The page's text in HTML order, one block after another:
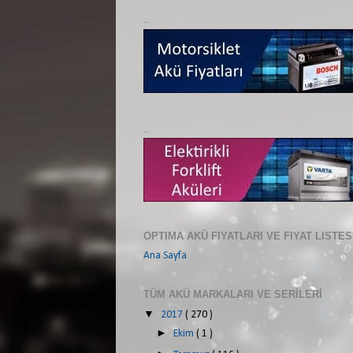
OPTIMA AKÜ FIYATLARI VE FIYAT
Ana Sayfa
TÜM AKÜ MARKALARI VE SERİLERİ
▼
2017 ( 270 )
►Ekim( 1 )